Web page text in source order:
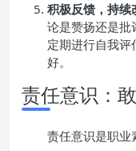
积极反馈，持续
论是赞扬还是批
定期进行自我
好。
责任意识：
责任意识是职业